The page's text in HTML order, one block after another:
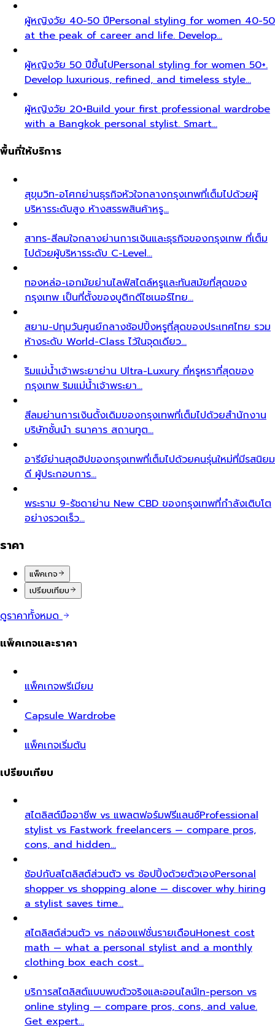
ผู้หญิงวัย 40-50 ปีPersonal styling for women 40-50
at the peak of career and life. Develop…
ผู้หญิงวัย 50 ปีขึ้นไปPersonal styling for women 50+.
Develop luxurious, refined, and timeless style…
ผู้หญิงวัย 20+Build your first professional wardrobe
with a Bangkok personal stylist. Smart…
พื้นที่ให้บริการ
สุขุมวิท-อโศกย่านธุรกิจหัวใจกลางกรุงเทพที่เต็มไปด้วยผู้
บริหารระดับสูง ห้างสรรพสินค้าหรู…
สาทร-สีลมใจกลางย่านการเงินและธุรกิจของกรุงเทพ ที่เต็ม
ไปด้วยผู้บริหารระดับ C-Level…
ทองหล่อ-เอกมัยย่านไลฟ์สไตล์หรูและทันสมัยที่สุดของ
กรุงเทพ เป็นที่ตั้งของบูติกดีไซเนอร์ไทย…
สยาม-ปทุมวันศูนย์กลางช้อปปิ้งหรูที่สุดของประเทศไทย รวม
ห้างระดับ World-Class ไว้ในจุดเดียว…
ริมแม่น้ำเจ้าพระยาย่าน Ultra-Luxury ที่หรูหราที่สุดของ
กรุงเทพ ริมแม่น้ำเจ้าพระยา…
สีลมย่านการเงินดั้งเดิมของกรุงเทพที่เต็มไปด้วยสำนักงาน
บริษัทชั้นนำ ธนาคาร สถานทูต…
อารีย์ย่านสุดฮิปของกรุงเทพที่เต็มไปด้วยคนรุ่นใหม่ที่มีรสนิยม
ดี ผู้ประกอบการ…
พระราม 9-รัชดาย่าน New CBD ของกรุงเทพที่กำลังเติบโต
อย่างรวดเร็ว…
ราคา
แพ็คเกจ
เปรียบเทียบ
ดูราคาทั้งหมด
แพ็คเกจและราคา
แพ็คเกจพรีเมียม
Capsule Wardrobe
แพ็คเกจเริ่มต้น
เปรียบเทียบ
สไตลิสต์มืออาชีพ vs แพลตฟอร์มฟรีแลนซ์Professional
stylist vs Fastwork freelancers — compare pros,
cons, and hidden…
ช้อปกับสไตลิสต์ส่วนตัว vs ช้อปปิ้งด้วยตัวเองPersonal
shopper vs shopping alone — discover why hiring
a stylist saves time…
สไตลิสต์ส่วนตัว vs กล่องแฟชั่นรายเดือนHonest cost
math — what a personal stylist and a monthly
clothing box each cost…
บริการสไตลิสต์แบบพบตัวจริงและออนไลน์In-person vs
online styling — compare pros, cons, and value.
Get expert…